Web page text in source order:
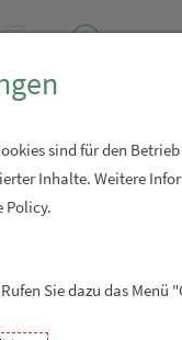
sind für den
Inhalte. Weitere
Policy.
Sie dazu das Menü